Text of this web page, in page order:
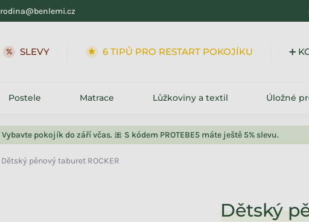
Vybavte pokojík do září včas. 🎀 S kódem PROTEBE5 máte ještě 5% slevu.
rodina@benlemi.cz
SLEVY 6 TIPŮ PRO RESTART POKOJÍKU ➕
Postele Matrace Lůžkoviny a textil Úložné
Dětský pěnový taburet ROCKER
Dětský